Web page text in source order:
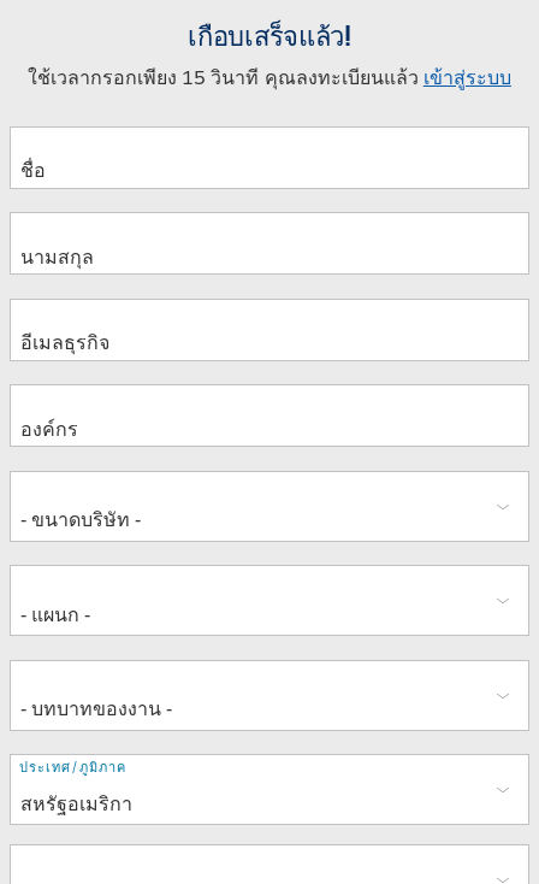
เกือบเสร็จแล้ว!
ใช้เวลากรอกเพียง 15 วินาที คุณลงทะเบียนแล้ว เข้าสู่ระบบ
ที่
อยู่
ประเทศ/ภูมิภาค